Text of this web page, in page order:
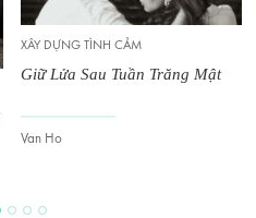
TỔ CHỨC HÔN LỄ
Checklist Cần Biết Khi Tổ Chức
Van Ho